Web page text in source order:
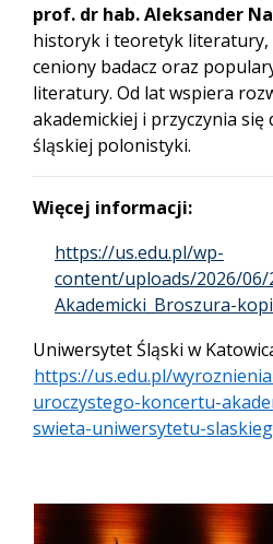
prof. dr hab. Aleksander
historyk i teoretyk literatury,
ceniony badacz oraz
literatury. Od lat wspiera
akademickiej i przyczynia
śląskiej polonistyki.
Więcej informacji:
https://us.edu.pl/wp-
content/uploads/2026/06/
Akademicki_Broszura-
Uniwersytet Śląski w
https://us.edu.pl/
uroczystego-koncertu-
swieta-uniwersytetu-